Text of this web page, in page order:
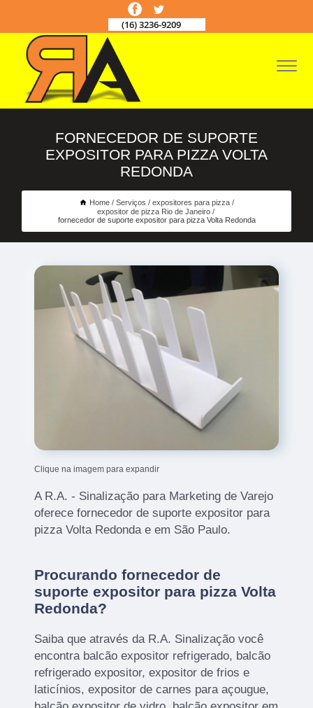
(16) 3236-9209
FORNECEDOR DE SUPORTE
EXPOSITOR PARA PIZZA VOLTA
REDONDA
Home Serviços
expositores para pizza
expositor de pizza Rio de Janeiro
fornecedor de suporte expositor para pizza Volta Redonda
Clique na imagem para expandir
A R.A. - Sinalização para Marketing de Varejo
oferece fornecedor de suporte expositor para
pizza Volta Redonda e em São Paulo.
Procurando fornecedor de
suporte expositor para pizza Volta
Redonda?
Saiba que através da R.A. Sinalização você
encontra balcão expositor refrigerado, balcão
refrigerado expositor, expositor de frios e
laticínios, expositor de carnes para açougue,